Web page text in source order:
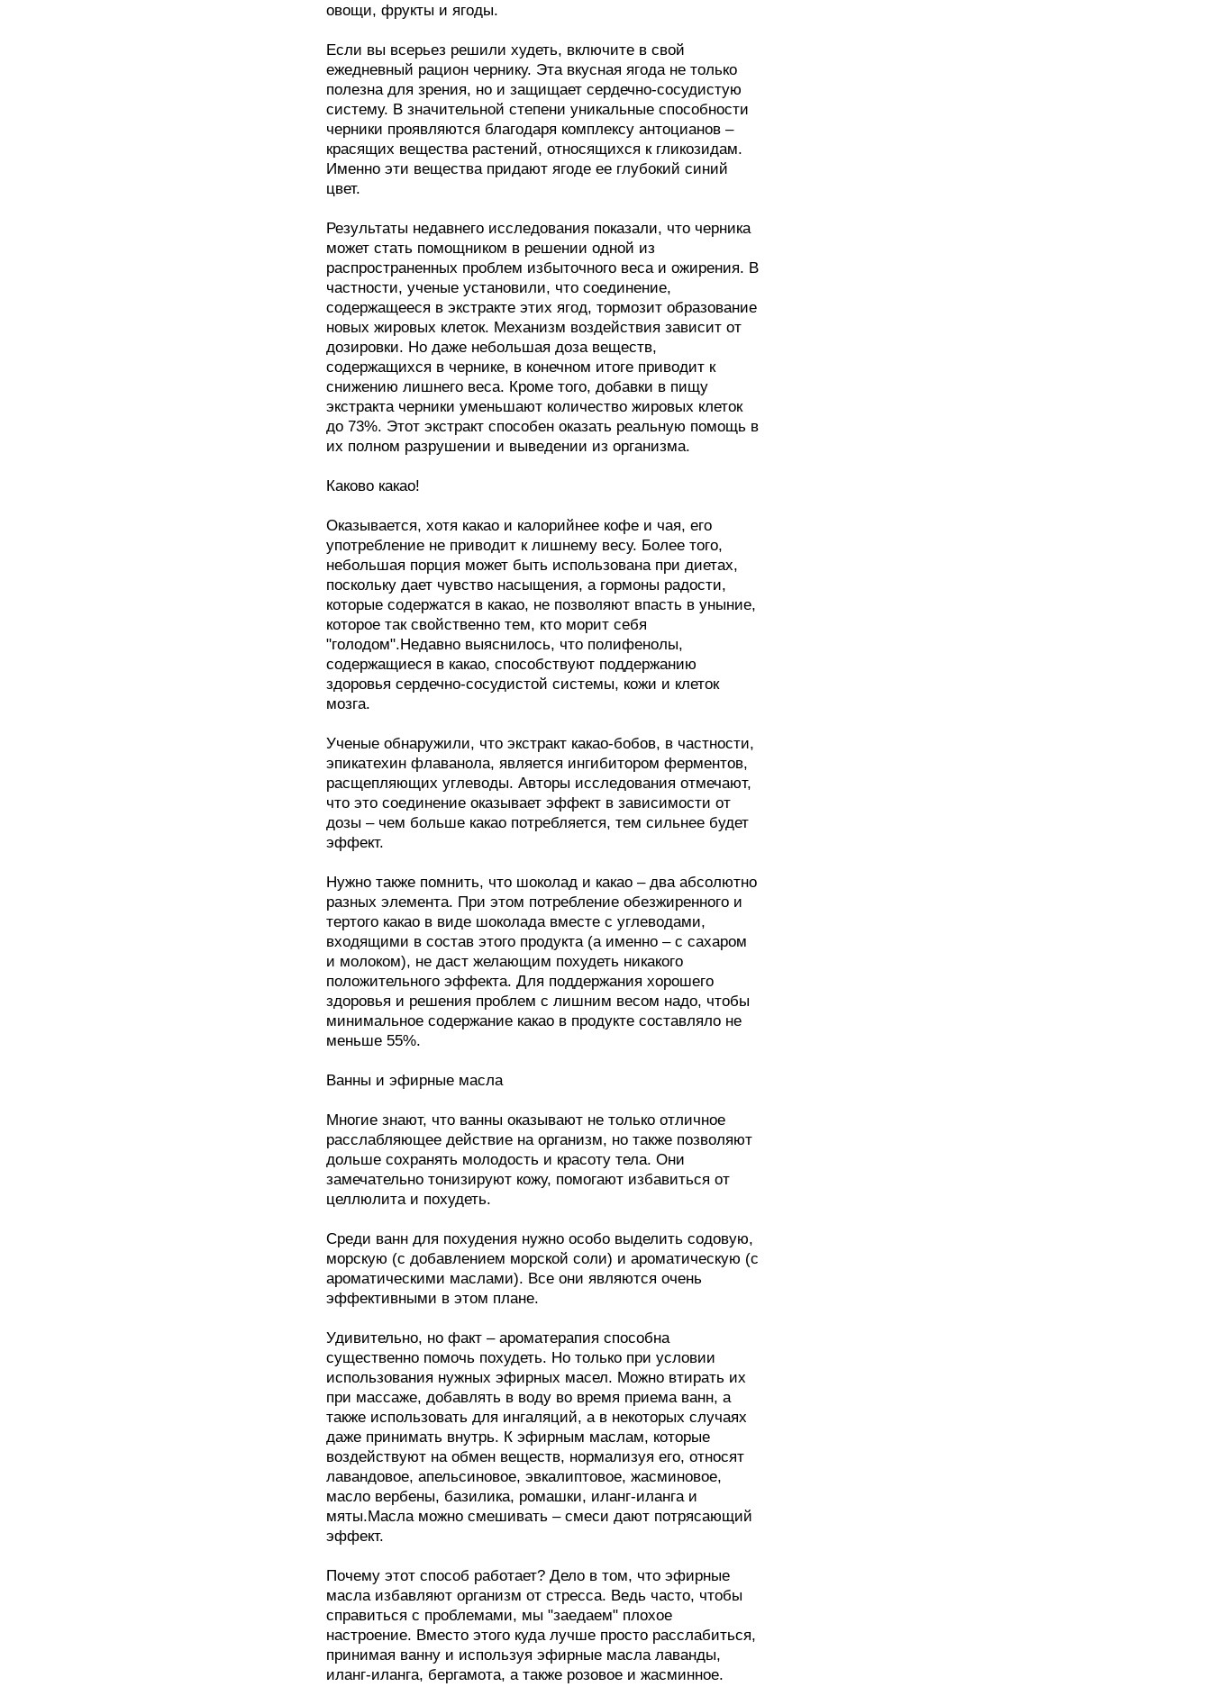
овощи, фрукты и ягоды.
Если вы всерьез решили худеть, включите в свой
ежедневный рацион чернику. Эта вкусная ягода не только
полезна для зрения, но и защищает сердечно-сосудистую
систему. В значительной степени уникальные способности
черники проявляются благодаря комплексу антоцианов –
красящих вещества растений, относящихся к гликозидам.
Именно эти вещества придают ягоде ее глубокий синий
цвет.
Результаты недавнего исследования показали, что черника
может стать помощником в решении одной из
распространенных проблем избыточного веса и ожирения. В
частности, ученые установили, что соединение,
содержащееся в экстракте этих ягод, тормозит образование
новых жировых клеток. Механизм воздействия зависит от
дозировки. Но даже небольшая доза веществ,
содержащихся в чернике, в конечном итоге приводит к
снижению лишнего веса. Кроме того, добавки в пищу
экстракта черники уменьшают количество жировых клеток
до 73%. Этот экстракт способен оказать реальную помощь в
их полном разрушении и выведении из организма.
Каково какао!
Оказывается, хотя какао и калорийнее кофе и чая, его
употребление не приводит к лишнему весу. Более того,
небольшая порция может быть использована при диетах,
поскольку дает чувство насыщения, а гормоны радости,
которые содержатся в какао, не позволяют впасть в уныние,
которое так свойственно тем, кто морит себя
"голодом".Недавно выяснилось, что полифенолы,
содержащиеся в какао, способствуют поддержанию
здоровья сердечно-сосудистой системы, кожи и клеток
мозга.
Ученые обнаружили, что экстракт какао-бобов, в частности,
эпикатехин флаванола, является ингибитором ферментов,
расщепляющих углеводы. Авторы исследования отмечают,
что это соединение оказывает эффект в зависимости от
дозы – чем больше какао потребляется, тем сильнее будет
эффект.
Нужно также помнить, что шоколад и какао – два абсолютно
разных элемента. При этом потребление обезжиренного и
тертого какао в виде шоколада вместе с углеводами,
входящими в состав этого продукта (а именно – с сахаром
и молоком), не даст желающим похудеть никакого
положительного эффекта. Для поддержания хорошего
здоровья и решения проблем с лишним весом надо, чтобы
минимальное содержание какао в продукте составляло не
меньше 55%.
Ванны и эфирные масла
Многие знают, что ванны оказывают не только отличное
расслабляющее действие на организм, но также позволяют
дольше сохранять молодость и красоту тела. Они
замечательно тонизируют кожу, помогают избавиться от
целлюлита и похудеть.
Среди ванн для похудения нужно особо выделить содовую,
морскую (с добавлением морской соли) и ароматическую (с
ароматическими маслами). Все они являются очень
эффективными в этом плане.
Удивительно, но факт – ароматерапия способна
существенно помочь похудеть. Но только при условии
использования нужных эфирных масел. Можно втирать их
при массаже, добавлять в воду во время приема ванн, а
также использовать для ингаляций, а в некоторых случаях
даже принимать внутрь. К эфирным маслам, которые
воздействуют на обмен веществ, нормализуя его, относят
лавандовое, апельсиновое, эвкалиптовое, жасминовое,
масло вербены, базилика, ромашки, иланг-иланга и
мяты.Масла можно смешивать – смеси дают потрясающий
эффект.
Почему этот способ работает? Дело в том, что эфирные
масла избавляют организм от стресса. Ведь часто, чтобы
справиться с проблемами, мы "заедаем" плохое
настроение. Вместо этого куда лучше просто расслабиться,
принимая ванну и используя эфирные масла лаванды,
иланг-иланга, бергамота, а также розовое и жасминное.